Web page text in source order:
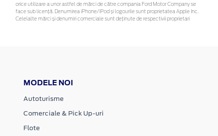
orice utilizare a unor astfel de mărci de către compania Ford Motor Company se
face sub licență. Denumirea iPhone/iPod și logourile sunt proprietatea Apple Inc.
Celelalte mărci și denumiri comerciale sunt deținute de respectivii proprietari
MODELE NOI
Autoturisme
Comerciale & Pick Up-uri
Flote